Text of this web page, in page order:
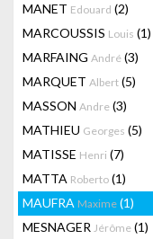
MANET Edouard (2)
MARCOUSSIS Louis (1)
MARFAING André (3)
MARQUET Albert (5)
MASSON Andre (3)
MATHIEU Georges (5)
MATISSE Henri (7)
MATTA Roberto (1)
MAUFRA Maxime (1)
MESNAGER Jérôme (1)